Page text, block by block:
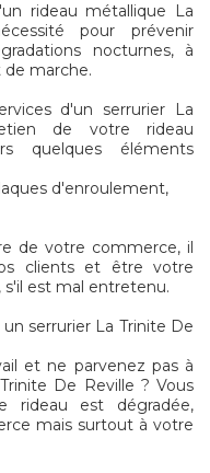
rideau métallique La
pour prévenir
nocturnes, à
marche.
d'un serrurier La
de votre rideau
quelques éléments
d'enroulement,
de votre commerce, il
clients et être votre
s'il est mal entretenu.
serrurier La Trinite De
et ne parvenez pas à
De Reville ? Vous
rideau est dégradée,
mais surtout à votre